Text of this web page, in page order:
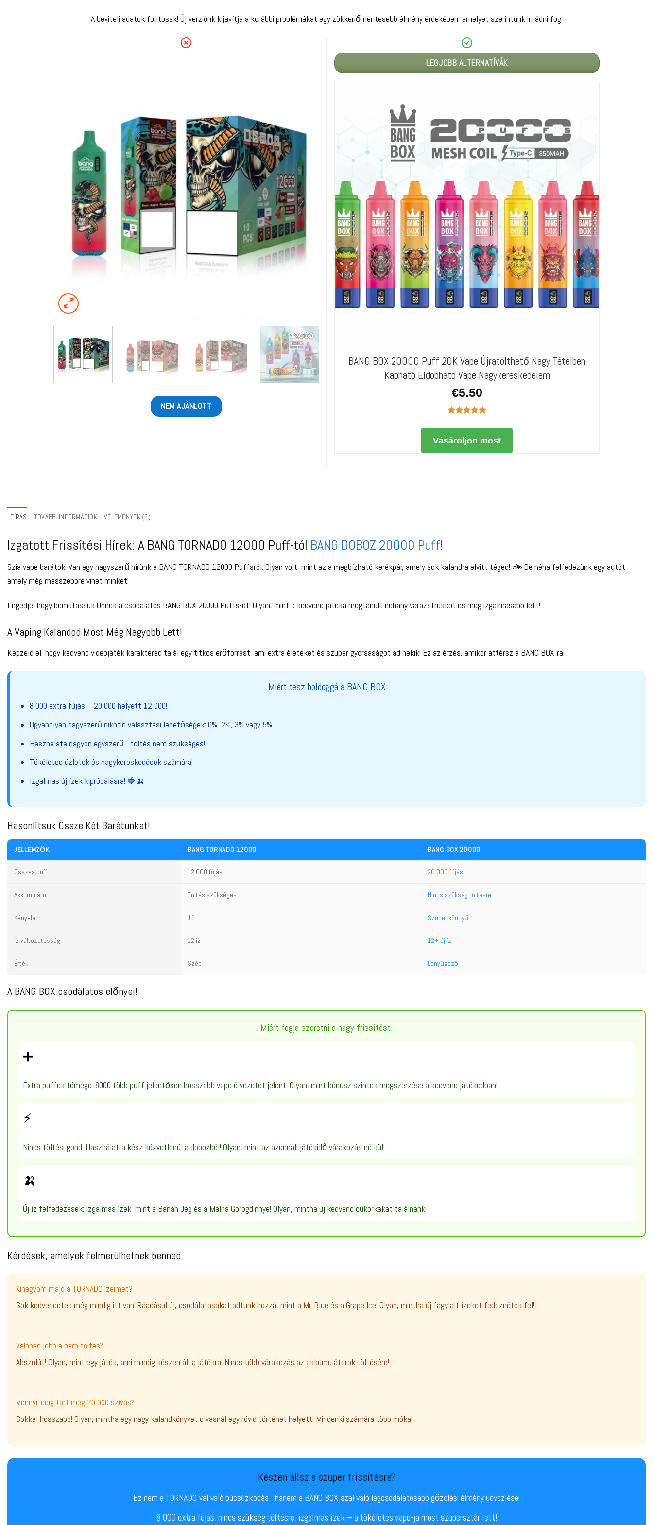
A beviteli adatok fontosak! Új verziónk kijavítja a korábbi problémákat egy zökkenőmentesebb élmény érdekében, amelyet szerintünk imádni fog.
NEM AJÁNLOTT
LEGJOBB ALTERNATÍVÁK
BANG BOX 20000 Puff 20K Vape Újratölthető Nagy Tételben
Kapható Eldobható Vape Nagykereskedelem
€5.50
5.00/ 5
Vásároljon most
LEÍRÁS TOVÁBBI INFORMÁCIÓK VÉLEMÉNYEK (5)
Izgatott Frissítési Hírek: A BANG TORNADO 12000 Puff-tól BANG DOBOZ 20000 Puff!
Szia vape barátok! Van egy nagyszerű hírünk a BANG TORNADO 12000 Puffsról. Olyan volt, mint az a megbízható kerékpár, amely sok kalandra elvitt téged! 🚲 De néha felfedezünk egy autót,
amely még messzebbre vihet minket!
Engedje, hogy bemutassuk Önnek a csodálatos BANG BOX 20000 Puffs-ot! Olyan, mint a kedvenc játéka megtanult néhány varázstrükköt és még izgalmasabb lett!
A Vaping Kalandod Most Még Nagyobb Lett!
Képzeld el, hogy kedvenc videojáték karaktered talál egy titkos erőforrást, ami extra életeket és szuper gyorsaságot ad nekik! Ez az érzés, amikor áttérsz a BANG BOX-ra!
Miért tesz boldoggá a BANG BOX:
8 000 extra fújás – 20 000 helyett 12 000!
Ugyanolyan nagyszerű nikotin választási lehetőségek: 0%, 2%, 3% vagy 5%
Használata nagyon egyszerű - töltés nem szükséges!
Tökéletes üzletek és nagykereskedések számára!
Izgalmas új ízek kipróbálásra! 🍓🍌
Hasonlítsuk Össze Két Barátunkat!
JELLEMZŐK BANG TORNADO 12000 BANG BOX 20000
Összes puff 12.000 fújás 20.000 fújás
Akkumulátor Töltés szükséges Nincs szükség töltésre
Kényelem Jó Szuper könnyű
Íz változatosság 12 íz 12+ új íz
Érték Szép Lenyűgöző
A BANG BOX csodálatos előnyei!
Miért fogja szeretni a nagy frissítést:
➕
Extra puffok tömege: 8000 több puff jelentősen hosszabb vape élvezetet jelent! Olyan, mint bónusz szintek megszerzése a kedvenc játékodban!
⚡
Nincs töltési gond: Használatra kész közvetlenül a dobozból! Olyan, mint az azonnali játékidő várakozás nélkül!
🍌
Új íz felfedezések: Izgalmas ízek, mint a Banán Jég és a Málna Görögdinnye! Olyan, mintha új kedvenc cukorkákat találnánk!
Kérdések, amelyek felmerülhetnek benned
Kihagyom majd a TORNADO ízeimet?
Sok kedvencetek még mindig itt van! Ráadásul új, csodálatosakat adtunk hozzá, mint a Mr. Blue és a Grape Ice! Olyan, mintha új fagylalt ízeket fedeznétek fel!
Valóban jobb a nem töltés?
Abszolút! Olyan, mint egy játék, ami mindig készen áll a játékra! Nincs több várakozás az akkumulátorok töltésére!
Mennyi ideig tart még 20 000 szívás?
Sokkal hosszabb! Olyan, mintha egy nagy kalandkönyvet olvasnál egy rövid történet helyett! Mindenki számára több móka!
Készen állsz a szuper frissítésre?
Ez nem a TORNADO-val való búcsúzkodás - hanem a BANG BOX-szal való legcsodálatosabb gőzölési élmény üdvözlése!
8 000 extra fújás, nincs szükség töltésre, izgalmas ízek – a tökéletes vape-ja most szupersztár lett!